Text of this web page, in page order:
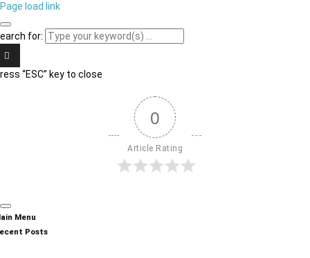
Page load link
for:
“ESC” key to close
0
Article Rating
Menu
Posts